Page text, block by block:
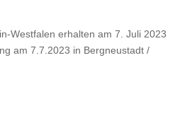
Westfalen erhalten am 7. Juli 2023
am 7.7.2023 in Bergneustadt /